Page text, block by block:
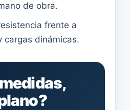
de obra.
frente a
cargas dinámicas.